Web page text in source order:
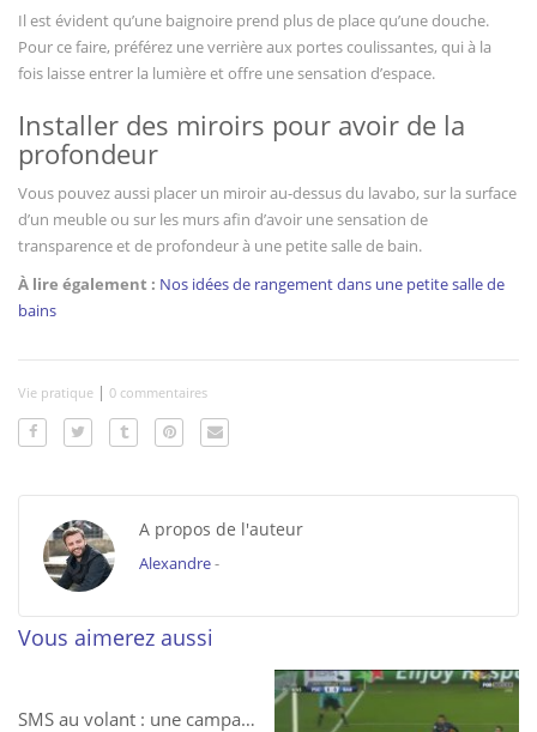
Il est évident qu’une baignoire prend plus de place qu’une douche.
Pour ce faire, préférez une verrière aux portes coulissantes, qui à la
fois laisse entrer la lumière et offre une sensation d’espace.
Installer des miroirs pour avoir de la
profondeur
Vous pouvez aussi placer un miroir au-dessus du lavabo, sur la surface
d’un meuble ou sur les murs afin d’avoir une sensation de
transparence et de profondeur à une petite salle de bain.
À lire également : Nos idées de rangement dans une petite salle de
bains
Vie pratique | 0 commentaires
A propos de l'auteur
Alexandre-
Vous aimerez aussi
SMS au volant : une campagne étonnante !